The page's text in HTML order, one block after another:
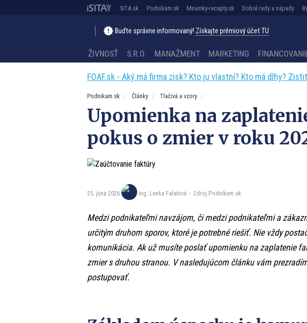
SITA.sk Podnikam.sk Mnamky-recepty.sk Dobré rady a nápady
Buďte správne informovaný! Získajte prémiový účet TU
ŽIVNOSŤ S.R.O. MANAŽMENT MARKETING
FOAF.sk - Aký má firma zisk? Kto ju vlastní? Kto má dlhy?
Podnikam.sk Články Tlačivá a vzory
Upomienka na
pokus o zmier v roku
25. júna 2026 Ing. Lenka Falatová Zdroj Podnikam.sk
Medzi podnikateľmi navzájom, či medzi podnikateľmi a
určitým druhom sporov, ktoré je potrebné riešiť. Nie vždy
komunikácia. Ak už musíte poslať upomienku na zaplatenie
zmier s druhou stranou. V nasledujúcom článku vám
postupovať.